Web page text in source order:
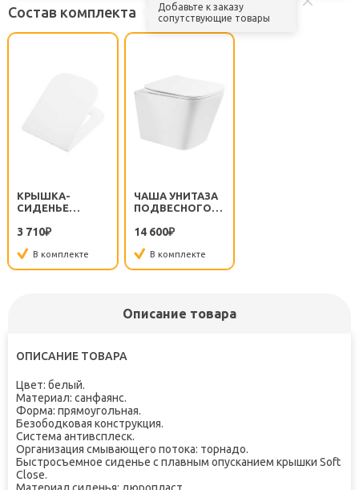
Состав комплекта
Добавьте к заказу
сопутствующие товары
КРЫШКА-
СИДЕНЬЕ
BB2322SC С
КРЕПЛЕНИЕМ
3 710₽
В комплекте
ЧАША УНИТАЗА
ПОДВЕСНОГО
BB520CHR БЕЗ
14 600₽
В комплекте
Описание товара
ОПИСАНИЕ ТОВАРА
Цвет: белый.
Материал: санфаянс.
Форма: прямоугольная.
Безободковая конструкция.
Система антивсплеск.
Организация смывающего потока: торнадо.
Быстросъемное сиденье с плавным опусканием крышки Soft
Close.